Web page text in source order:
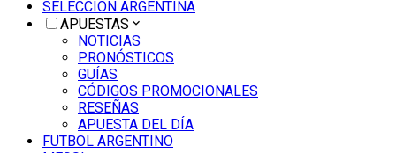
SELECCIÓN ARGENTINA
APUESTAS
NOTICIAS
PRONÓSTICOS
GUÍAS
CÓDIGOS PROMOCIONALES
RESEÑAS
APUESTA DEL DÍA
FUTBOL ARGENTINO